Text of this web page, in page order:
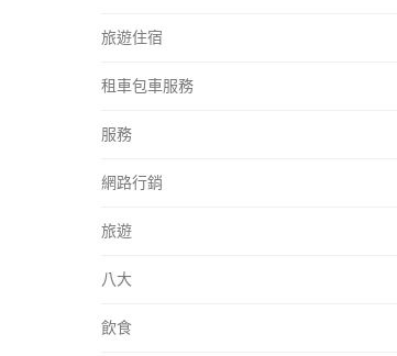
旅遊住宿
租車包車服務
服務
網路行銷
旅遊
八大
飲食